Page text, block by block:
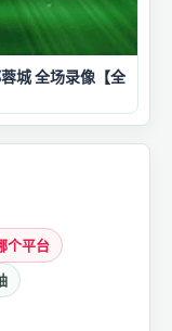
城 全场录像【全
个平台